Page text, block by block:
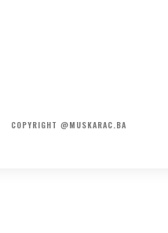
COPYRIGHT @MUSKARAC.BA